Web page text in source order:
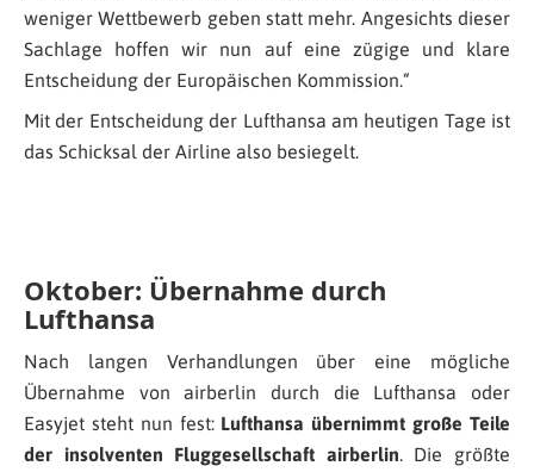
weniger Wettbewerb geben statt mehr. Angesichts dieser
Sachlage hoffen wir nun auf eine zügige und klare
Entscheidung der Europäischen Kommission.“
Mit der Entscheidung der Lufthansa am heutigen Tage ist
das Schicksal der Airline also besiegelt.
Oktober: Übernahme durch
Lufthansa
Nach langen Verhandlungen über eine mögliche
Übernahme von airberlin durch die Lufthansa oder
Easyjet steht nun fest: Lufthansa übernimmt große Teile
der insolventen Fluggesellschaft airberlin. Die größte